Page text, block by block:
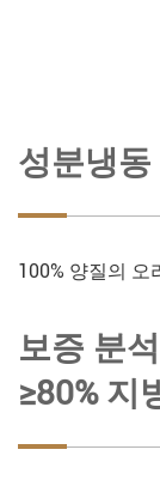
성분냉
100% 양질의 오
보증 분
≥80% 지